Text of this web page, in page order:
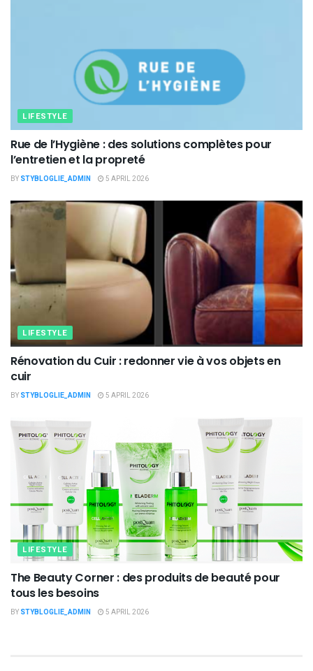
LIFESTYLE
Rue de l’Hygiène : des solutions complètes pour
l’entretien et la propreté
BY STYBLOGLIE_ADMIN 5 APRIL 2026
LIFESTYLE
Rénovation du Cuir : redonner vie à vos objets en
cuir
BY STYBLOGLIE_ADMIN 5 APRIL 2026
LIFESTYLE
The Beauty Corner : des produits de beauté pour
tous les besoins
BY STYBLOGLIE_ADMIN 5 APRIL 2026